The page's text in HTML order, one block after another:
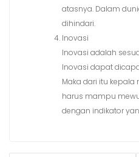
atasnya. Dalam
dihindari.
Inovasi
Inovasi adalah
Inovasi dapat
Maka dari itu
harus mampu
dengan indikator